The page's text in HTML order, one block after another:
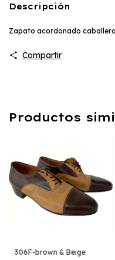
Descripción
Zapato acordonado
Compartir
Productos
306F-brown & Beige